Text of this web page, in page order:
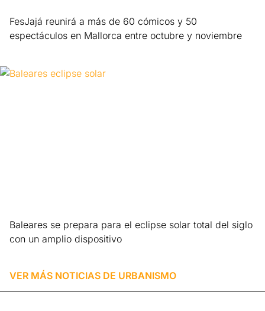
FesJajá reunirá a más de 60 cómicos y 50
espectáculos en Mallorca entre octubre y noviembre
Baleares se prepara para el eclipse solar total del siglo
con un amplio dispositivo
VER MÁS NOTICIAS DE URBANISMO